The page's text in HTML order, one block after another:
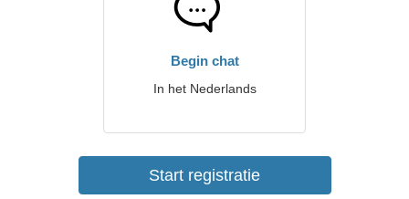
Begin chat
In het Nederlands
Start registratie